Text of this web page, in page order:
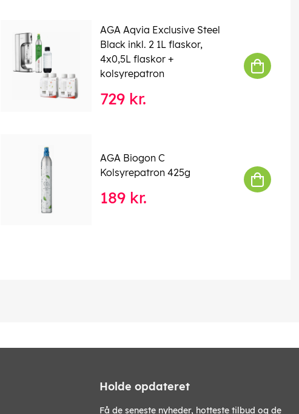
AGA Aqvia Exclusive Steel
Black inkl. 2 1L flaskor,
4x0,5L flaskor +
kolsyrepatron
729 kr.
AGA Biogon C
Kolsyrepatron 425g
189 kr.
Holde opdateret
Få de seneste nyheder, hotteste tilbud og de